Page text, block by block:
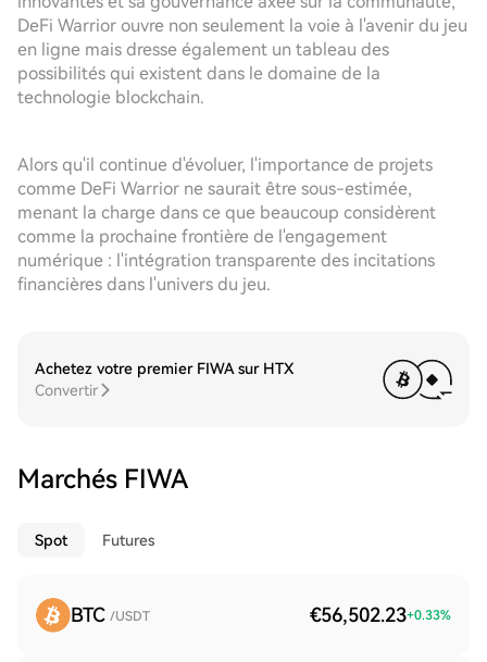
DeFi Warrior ouvre non seulement la voie à l'avenir du jeu
en ligne mais dresse également un tableau des
possibilités qui existent dans le domaine de la
technologie blockchain.
Alors qu'il continue d'évoluer, l'importance de projets
comme DeFi Warrior ne saurait être sous-estimée,
menant la charge dans ce que beaucoup considèrent
comme la prochaine frontière de l'engagement
numérique : l'intégration transparente des incitations
financières dans l'univers du jeu.
Achetez votre premier FIWA sur HTX
Convertir
Marchés FIWA
Spot Futures
BTC /USDT €56,502.23+0.33%